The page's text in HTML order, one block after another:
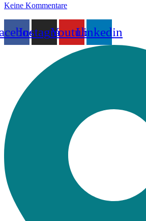
Keine Kommentare
InstagramYoutubeLinkedin